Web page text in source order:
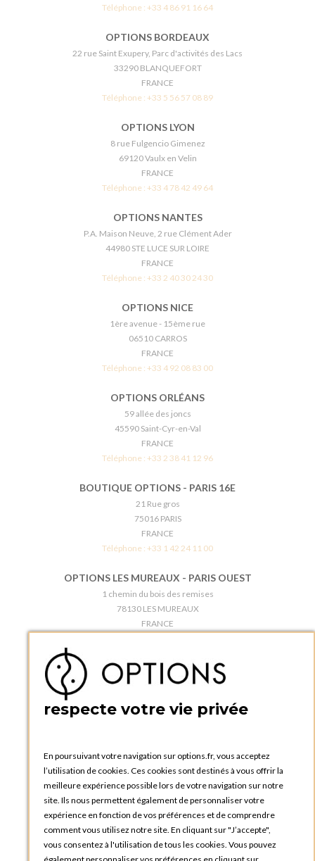
Téléphone : +33 4 86 91 16 64
OPTIONS BORDEAUX
22 rue Saint Exupery, Parc d'activités des Lacs
33290 BLANQUEFORT
FRANCE
Téléphone : +33 5 56 57 08 89
OPTIONS LYON
8 rue Fulgencio Gimenez
69120 Vaulx en Velin
FRANCE
Téléphone : +33 4 78 42 49 64
OPTIONS NANTES
P.A. Maison Neuve, 2 rue Clément Ader
44980 STE LUCE SUR LOIRE
FRANCE
Téléphone : +33 2 40 30 24 30
OPTIONS NICE
1ère avenue - 15ème rue
06510 CARROS
FRANCE
Téléphone : +33 4 92 08 83 00
OPTIONS ORLÉANS
59 allée des joncs
45590 Saint-Cyr-en-Val
FRANCE
Téléphone : +33 2 38 41 12 96
BOUTIQUE OPTIONS - PARIS 16E
21 Rue gros
75016 PARIS
FRANCE
Téléphone : +33 1 42 24 11 00
OPTIONS LES MUREAUX - PARIS OUEST
1 chemin du bois des remises
78130 LES MUREAUX
FRANCE
BOUTIQUE OPTIONS - PARIS 5E
5 quai de la tournelle
FRANCE
OPTIONS ROUEN
Rue du Clos Tellier
76800 Saint-Etienne-du-Rouvray
FRANCE
Téléphone :+33 2 35 08 38 53
OPTIONS TOULOUSE
respecte votre vie privée
En poursuivant votre navigation sur options.fr, vous acceptez
l’utilisation de cookies. Ces cookies sont destinés à vous offrir la
meilleure expérience possible lors de votre navigation sur notre
site. Ils nous permettent également de personnaliser votre
expérience en fonction de vos préférences et de comprendre
comment vous utilisez notre site. En cliquant sur "J’accepte",
vous consentez à l'utilisation de tous les cookies. Vous pouvez